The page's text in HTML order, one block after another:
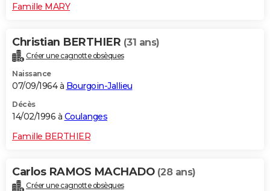
Famille MARY
Christian BERTHIER (31 ans)
Créer une cagnotte obsèques
Naissance
07/09/1964 à Bourgoin-Jallieu
Décès
14/02/1996 à Coulanges
Famille BERTHIER
Carlos RAMOS MACHADO (28 ans)
Créer une cagnotte obsèques